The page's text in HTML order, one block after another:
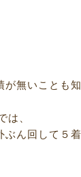
無いことも
は、
ん回して５着